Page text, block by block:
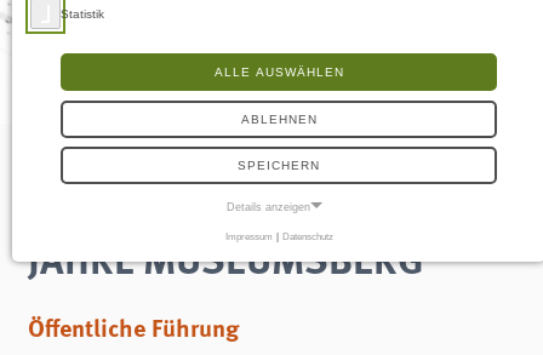
Kuratorinnenführung: 150
JAHRE MUSEUMSBERG
Öffentliche Führung
Statistik
ALLE AUSWÄHLEN
ABLEHNEN
SPEICHERN
Details anzeigen
Notwendige Cookies ermöglichen grundlegende Funktionen und sind für die
Frontend User
Impressum | Datenschutz